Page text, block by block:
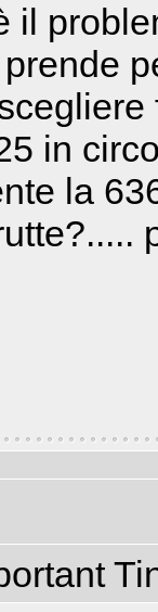
il
in
la